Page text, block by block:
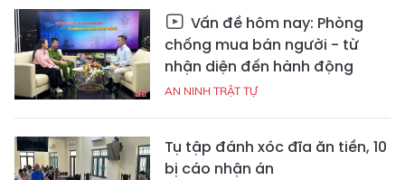
Vấn đề hôm nay: Phòng
chống mua bán người - từ
nhận diện đến hành động
AN NINH TRẬT TỰ
Tụ tập đánh xóc đĩa ăn tiền, 10
bị cáo nhận án